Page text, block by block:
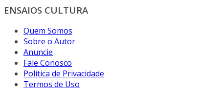
ENSAIOS CULTURA
Quem Somos
Sobre o Autor
Anuncie
Fale Conosco
Política de Privacidade
Termos de Uso